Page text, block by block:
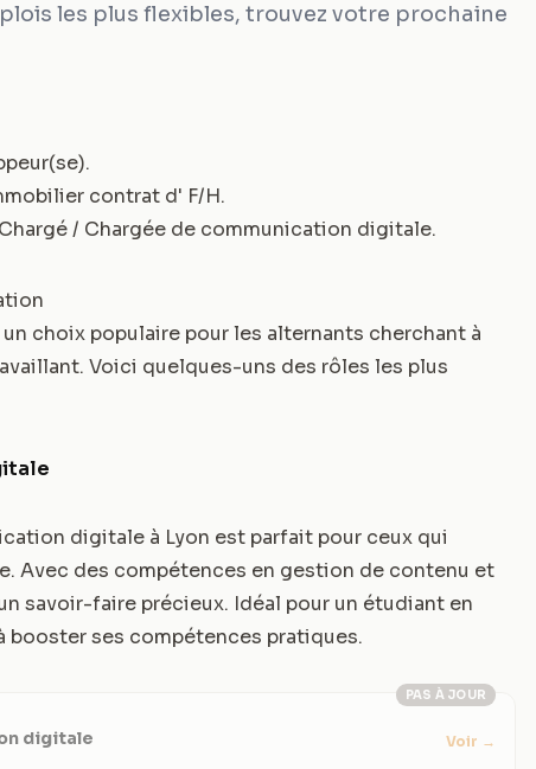
les plus flexibles, trouvez votre prochaine
.
contrat d' F/H.
/ Chargée de communication digitale.
choix populaire pour les alternants cherchant à
Voici quelques-uns des rôles les plus
digitale à Lyon est parfait pour ceux qui
Avec des compétences en gestion de contenu et
savoir-faire précieux. Idéal pour un étudiant en
ses compétences pratiques.
PAS À JOUR
digitale Voir →